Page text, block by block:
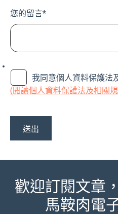
您的留言*
我同意個人資料保護法
(閱讀個人資料保護法及相關
歡迎訂閱文章
馬鞍肉電